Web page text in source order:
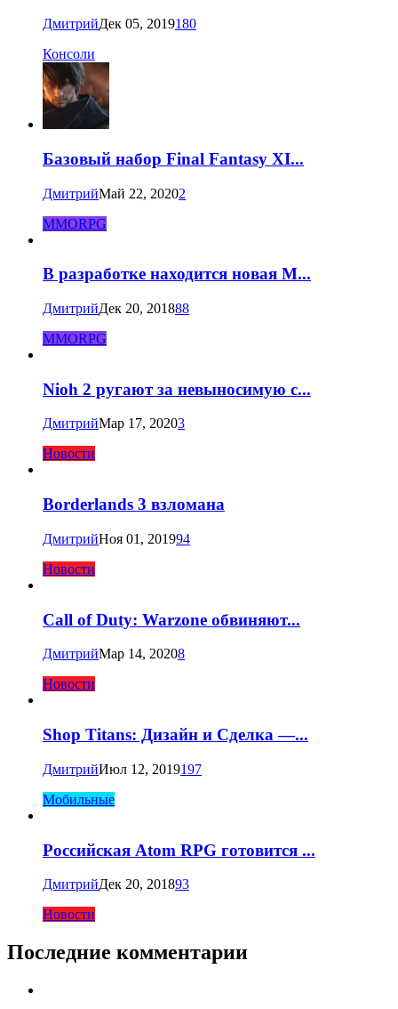
ДмитрийДек 05, 2019180
Консоли
Базовый набор Final Fantasy XI...
ДмитрийМай 22, 20202
MMORPG
В разработке находится новая M...
ДмитрийДек 20, 201888
MMORPG
Nioh 2 ругают за невыносимую с...
ДмитрийМар 17, 20203
Новости
Borderlands 3 взломана
ДмитрийНоя 01, 201994
Новости
Call of Duty: Warzone обвиняют...
ДмитрийМар 14, 20208
Новости
Shop Titans: Дизайн и Сделка —...
ДмитрийИюл 12, 2019197
Мобильные
Российская Atom RPG готовится ...
ДмитрийДек 20, 201893
Новости
Последние комментарии